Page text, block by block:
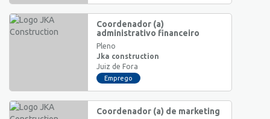
Coordenador (a)
administrativo financeiro
Pleno
Jka construction
Juiz de Fora
Emprego
Coordenador (a) de marketing